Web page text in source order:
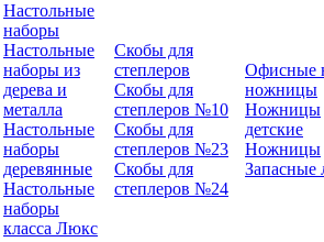
Настольные
наборы
Настольные
наборы из
дерева и
металла
Настольные
наборы
деревянные
Настольные
наборы
класса Люкс
Скобы для
степлеров
Скобы для
степлеров №10
Скобы для
степлеров №23
Скобы для
степлеров №24
Офисные
ножницы
Ножницы
детские
Ножницы
Запасные